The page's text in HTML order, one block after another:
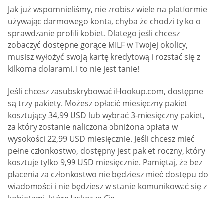
Jak już wspomnieliśmy, nie zrobisz wiele na platformie
używając darmowego konta, chyba że chodzi tylko o
sprawdzanie profili kobiet. Dlatego jeśli chcesz
zobaczyć dostępne gorące MILF w Twojej okolicy,
musisz wyłożyć swoją kartę kredytową i rozstać się z
kilkoma dolarami. I to nie jest tanie!
Jeśli chcesz zasubskrybować iHookup.com, dostępne
są trzy pakiety. Możesz opłacić miesięczny pakiet
kosztujący 34,99 USD lub wybrać 3-miesięczny pakiet,
za który zostanie naliczona obniżona opłata w
wysokości 22,99 USD miesięcznie. Jeśli chcesz mieć
pełne członkostwo, dostępny jest pakiet roczny, który
kosztuje tylko 9,99 USD miesięcznie. Pamiętaj, że bez
płacenia za członkostwo nie będziesz mieć dostępu do
wiadomości i nie będziesz w stanie komunikować się z